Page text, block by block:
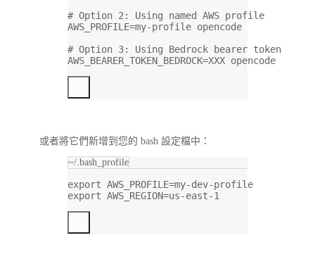
# Option 2: Using named AWS profile
AWS_PROFILE=my-profile opencode
# Option 3: Using Bedrock bearer token
AWS_BEARER_TOKEN_BEDROCK=XXX opencode
或者將它們新增到您的 bash 設定檔中：
~/.bash_profile
export AWS_PROFILE=my-dev-profile
export AWS_REGION=us-east-1